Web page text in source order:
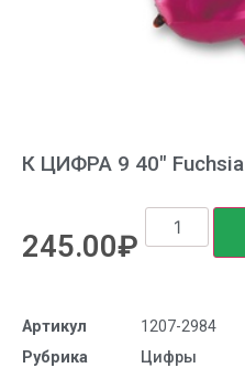
К ЦИФРА 9 40″ Fuchsia
245.00₽
Артикул
1207-2984
Рубрика
Цифры